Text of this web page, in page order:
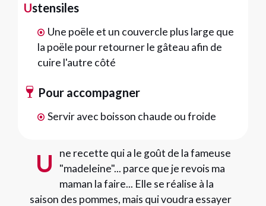
Ustensiles
Une poële et un couvercle plus large que
la poële pour retourner le gâteau afin de
cuire l'autre côté
Pour accompagner
Servir avec boisson chaude ou froide
U
ne recette qui a le goût de la fameuse
"madeleine"... parce que je revois ma
maman la faire... Elle se réalise à la
saison des pommes, mais qui voudra essayer